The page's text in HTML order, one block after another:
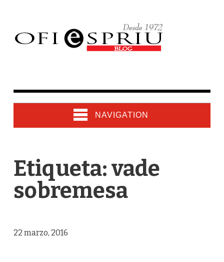
NAVIGATION
Etiqueta: vade
sobremesa
22 marzo, 2016